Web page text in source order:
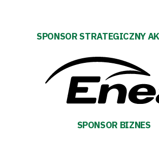
SPONSOR STRATEGICZNY
SPONSOR BIZNES